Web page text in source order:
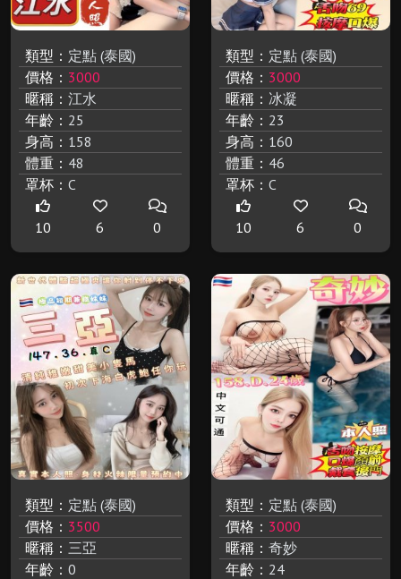
類型： 定點 (泰國)
價格： 3000
暱稱： 江水
年齡： 25
身高： 158
體重： 48
罩杯： C
10 6 0
類型： 定點 (泰國)
價格： 3000
暱稱： 冰凝
年齡： 23
身高： 160
體重： 46
罩杯： C
10 6 0
類型： 定點 (泰國)
價格： 3500
暱稱： 三亞
年齡： 0
類型： 定點 (泰國)
價格： 3000
暱稱： 奇妙
年齡： 24